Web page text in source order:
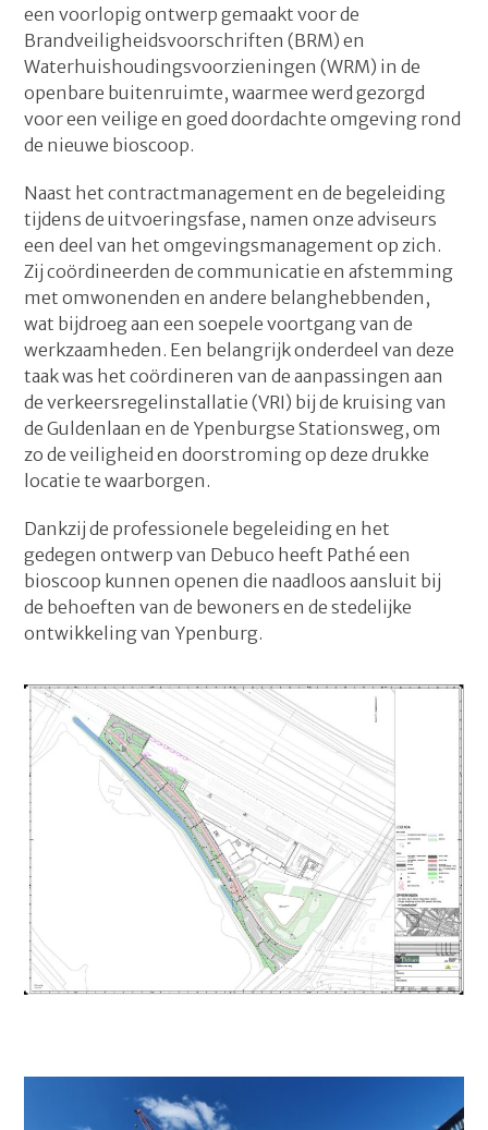
een voorlopig ontwerp gemaakt voor de
Brandveiligheidsvoorschriften (BRM) en
Waterhuishoudingsvoorzieningen (WRM) in de
openbare buitenruimte, waarmee werd gezorgd
voor een veilige en goed doordachte omgeving rond
de nieuwe bioscoop.
Naast het contractmanagement en de begeleiding
tijdens de uitvoeringsfase, namen onze adviseurs
een deel van het omgevingsmanagement op zich.
Zij coördineerden de communicatie en afstemming
met omwonenden en andere belanghebbenden,
wat bijdroeg aan een soepele voortgang van de
werkzaamheden. Een belangrijk onderdeel van deze
taak was het coördineren van de aanpassingen aan
de verkeersregelinstallatie (VRI) bij de kruising van
de Guldenlaan en de Ypenburgse Stationsweg, om
zo de veiligheid en doorstroming op deze drukke
locatie te waarborgen.
Dankzij de professionele begeleiding en het
gedegen ontwerp van Debuco heeft Pathé een
bioscoop kunnen openen die naadloos aansluit bij
de behoeften van de bewoners en de stedelijke
ontwikkeling van Ypenburg.